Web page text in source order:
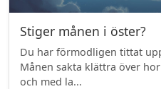
Stiger månen i öster?
Du har förmodligen tittat
Månen sakta klättra över
och med la...